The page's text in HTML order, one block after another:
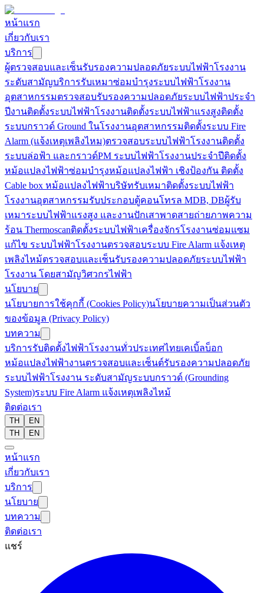
หน้าแรก
เกี่ยวกับเรา
บริการ
ผู้ตรวจสอบและเซ็นรับรองความปลอดภัยระบบไฟฟ้าโรงงาน
ระดับสามัญบริการรับเหมาซ่อมบำรุงระบบไฟฟ้าโรงงาน
อุตสาหกรรมตรวจสอบรับรองความปลอดภัยระบบไฟฟ้าประจำ
ปีงานติดตั้งระบบไฟฟ้าโรงงานติดตั้งระบบไฟฟ้าแรงสูงติดตั้ง
ระบบกราวด์ Ground ในโรงงานอุตสาหกรรมติดตั้งระบบ Fire
Alarm (แจ้งเหตุเพลิงไหม)ตรวจสอบระบบไฟฟ้าโรงงานติดตั้ง
ระบบล่อฟ้า และกราวด์PM ระบบไฟฟ้าโรงงานประจำปีติดตั้ง
หม้อแปลงไฟฟ้าซ่อมบำรุงหม้อแปลงไฟฟ้า เชิงป้องกัน ติดตั้ง
Cable box หม้อแปลงไฟฟ้าบริษัทรับเหมาติดตั้งระบบไฟฟ้า
โรงงานอุตสาหกรรมรับประกอบตู้คอนโทรล MDB, DBผู้รับ
เหมาระบบไฟฟ้าแรงสูง และงานปักเสาพาดสายถ่ายภาพความ
ร้อน Thermoscanติดตั้งระบบไฟฟ้าเครื่องจักรโรงงานซ่อมแซม
แก้ไข ระบบไฟฟ้าโรงงานตรวจสอบระบบ Fire Alarm แจ้งเหตุ
เพลิงไหม้ตรวจสอบและเซ็นรับรองความปลอดภัยระบบไฟฟ้า
โรงงาน โดยสามัญวิศวกรไฟฟ้า
นโยบาย
นโยบายการใช้คุกกี้ (Cookies Policy)นโยบายความเป็นส่วนตัว
ของข้อมูล (Privacy Policy)
บทความ
บริการรับติดตั้งไฟฟ้าโรงงานทั่วประเทศไทยเคเบิ้ลบ็อก
หม้อแปลงไฟฟ้างานตรวจสอบและเซ็นต์รับรองความปลอดภัย
ระบบไฟฟ้าโรงงาน ระดับสามัญระบบกราวด์ (Grounding
System)ระบบ Fire Alarm แจ้งเหตุเพลิงไหม้
ติดต่อเรา
TH
EN
TH
EN
หน้าแรก
เกี่ยวกับเรา
บริการ
นโยบาย
บทความ
ติดต่อเรา
แชร์